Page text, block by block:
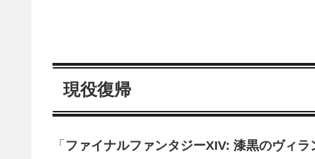
現役復帰
「 ファイナルファンタジーXIV: 漆黒のヴィラ